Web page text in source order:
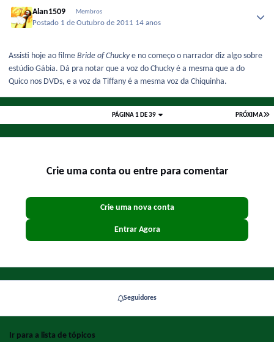
Alan1509 Membros
Postado 1 de Outubro de 2011 14 anos
Assisti hoje ao filme Bride of Chuckye no começo o narrador diz algo sobre
estúdio Gábia. Dá pra notar que a voz do Chucky é a mesma que a do
Quico nos DVDs, e a voz da Tiffany é a mesma voz da Chiquinha.
PRÓXIMA
PÁGINA 1 DE 39
Crie uma conta ou entre para comentar
Crie uma nova conta
Entrar Agora
Seguidores
Ir para a lista de tópicos